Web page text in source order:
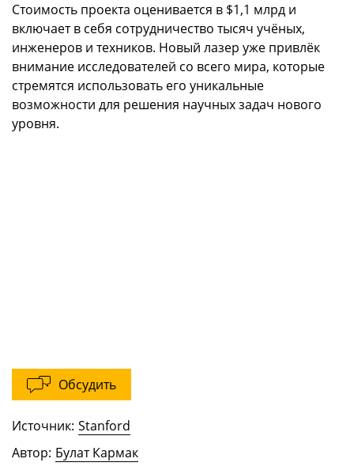
Стоимость проекта оценивается в $1,1 млрд и
включает в себя сотрудничество тысяч учёных,
инженеров и техников. Новый лазер уже привлёк
внимание исследователей со всего мира, которые
стремятся использовать его уникальные
возможности для решения научных задач нового
уровня.
Обсудить
Источник: Stanford
Автор: Булат Кармак